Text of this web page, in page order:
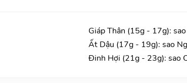
Giáp Thân (15g - 17g):
Ất Dậu (17g - 19g): sao
Đinh Hợi (21g - 23g): sao